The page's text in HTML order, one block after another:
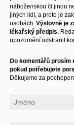
náboženskou či jinou
jiných lidí, a proto je
osobách. Výslovně je
lékařský předpis.
upozornění odstranit
Do komentářů prosím
pokud potřebujete
Děkujeme za